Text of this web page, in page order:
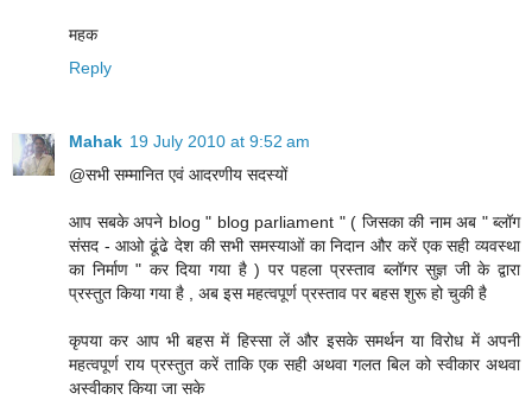
महक
Reply
Mahak 19 July 2010 at 9:52 am
@सभी सम्मानित एवं आदरणीय सदस्यों
आप सबके अपने blog " blog parliament " ( जिसका की नाम अब " ब्लॉग
संसद - आओ ढूंढे देश की सभी समस्याओं का निदान और करें एक सही व्यवस्था
का निर्माण " कर दिया गया है ) पर पहला प्रस्ताव ब्लॉगर सुज्ञ जी के द्वारा
प्रस्तुत किया गया है , अब इस महत्वपूर्ण प्रस्ताव पर बहस शुरू हो चुकी है
कृपया कर आप भी बहस में हिस्सा लें और इसके समर्थन या विरोध में अपनी
महत्वपूर्ण राय प्रस्तुत करें ताकि एक सही अथवा गलत बिल को स्वीकार अथवा
अस्वीकार किया जा सके